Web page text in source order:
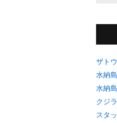
ザト
水納島
水納
クジラ
スタ